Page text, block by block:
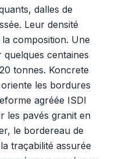
dalles de
Leur densité
composition. Une
centaines
tonnes. Koncrete
les bordures
agréée ISDI
les pavés granit en
le bordereau de
traçabilité assurée